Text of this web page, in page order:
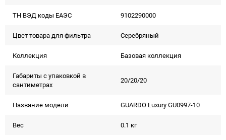
ТН ВЭД коды ЕАЭС 9102290000
Цвет товара для фильтра Серебряный
Коллекция Базовая коллекция
Габариты с упаковкой в
сантиметрах
20/20/20
Название модели GUARDO Luxury GU0997-10
Вес 0.1 кг